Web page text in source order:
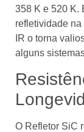
358 K e 520 K.
refletividade
IR o torna
alguns
O Refletor SiC